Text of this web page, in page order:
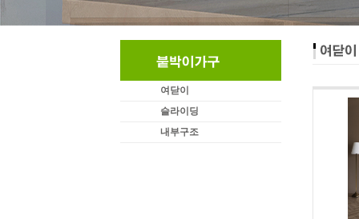
여닫이
슬라이딩
내부구조